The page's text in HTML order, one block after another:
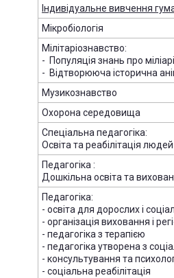
Індивідуальне вивчення
Мікробіологія
Мілітаріознавство:
- Популяція знань про
- Відтворююча історична
Музикознавство
Охорона середовища
Спеціальна педагогіка:
Освіта та реабілітація
Педагогіка :
Дошкільна освіта та
Педагогіка:
- освіта для дорослих і
- організація виховання і
- педагогіка з терапією
- педагогіка утворена з
- консультування та
- соціальна реабілітація